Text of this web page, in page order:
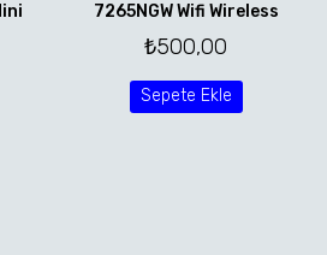
7265NGW Wifi Wireless
₺500,00
Sepete Ekle